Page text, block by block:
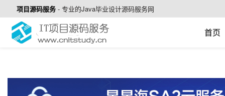
项目源码服务 - 专业的Java毕业设计源码服务网
首页